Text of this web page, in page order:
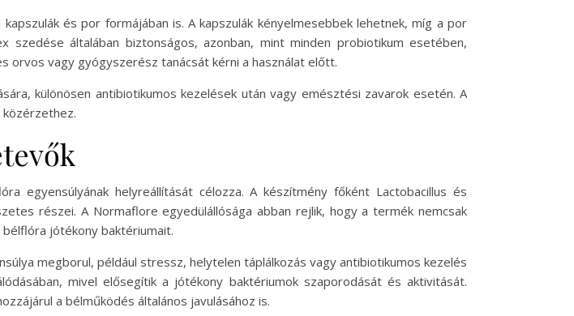
és por formájában is. A kapszulák kényelmesebbek lehetnek, míg a por
általában biztonságos, azonban, mint minden probiotikum esetében,
orvos vagy gyógyszerész tanácsát kérni a használat előtt.
különösen antibiotikumos kezelések után vagy emésztési zavarok esetén. A
egyensúlyának helyreállítását célozza. A készítmény főként Lactobacillus és
részei. A Normaflore egyedülállósága abban rejlik, hogy a termék nemcsak
jótékony baktériumait.
megborul, például stressz, helytelen táplálkozás vagy antibiotikumos kezelés
mivel elősegítik a jótékony baktériumok szaporodását és aktivitását.
a bélműködés általános javulásához is.